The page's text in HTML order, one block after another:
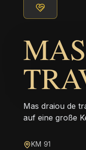
Mas draiou de
auf eine große
KM 91